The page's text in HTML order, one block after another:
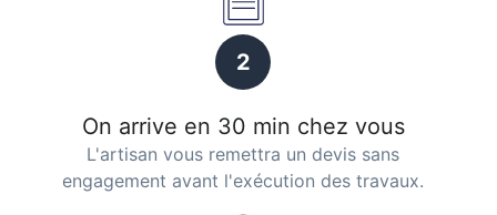
2
On arrive en 30 min chez vous
L'artisan vous remettra un devis sans
engagement avant l'exécution des travaux.